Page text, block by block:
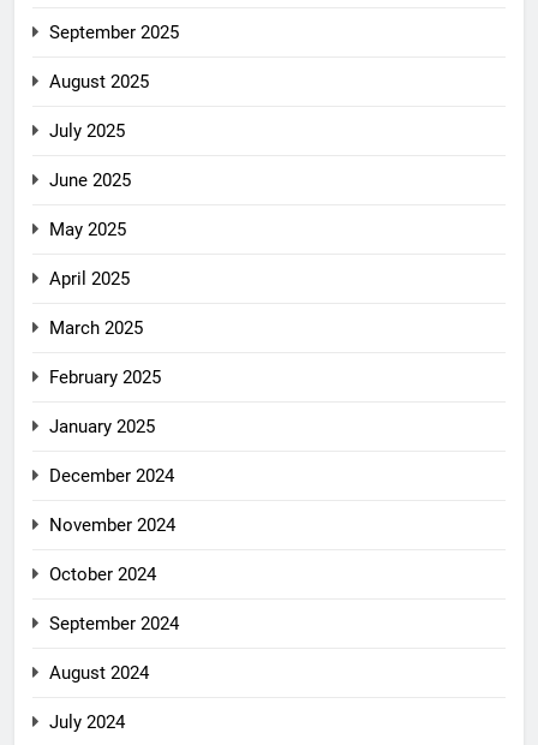
September 2025
August 2025
July 2025
June 2025
May 2025
April 2025
March 2025
February 2025
January 2025
December 2024
November 2024
October 2024
September 2024
August 2024
July 2024